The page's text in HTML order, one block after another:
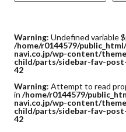
Warning: Undefined variable
/home/r0144579/
navi.co.jp/wp-content/
child/parts/sidebar-fav-
42
Warning: Attempt to read
in /home/r0144579/
navi.co.jp/wp-content/
child/parts/sidebar-fav-
42